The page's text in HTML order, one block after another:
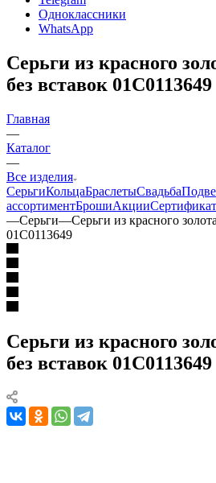
Одноклассники
WhatsApp
Серьги из красного
без вставок 01С0113649
Главная
—
Каталог
—
Все изделия
СерьгиКольцаБраслетыСвадьба
ассортиментБрошиАкции
—Серьги—Серьги из красного
01С0113649
Серьги из красного
без вставок 01С0113649